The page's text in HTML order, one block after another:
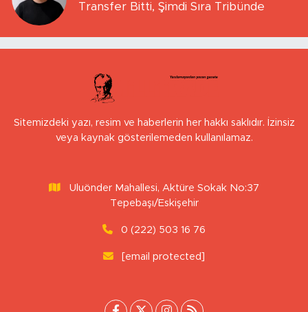
Transfer Bitti, Şimdi Sıra Tribünde
Sitemizdeki yazı, resim ve haberlerin her hakkı saklıdır. İzinsiz
veya kaynak gösterilemeden kullanılamaz.
Uluönder Mahallesi, Aktüre Sokak No:37
Tepebaşı/Eskişehir
0 (222) 503 16 76
[email protected]